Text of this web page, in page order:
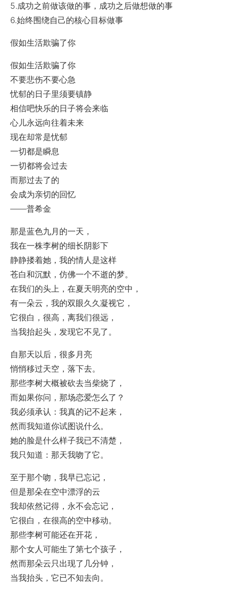
5.成功之前做该做的事，成功之后做想做的事
6.始终围绕自己的核心目标做事
假如生活欺骗了你
假如生活欺骗了你
不要悲伤不要心急
忧郁的日子里须要镇静
相信吧快乐的日子将会来临
心儿永远向往着未来
现在却常是忧郁
一切都是瞬息
一切都将会过去
而那过去了的
会成为亲切的回忆
——普希金
那是蓝色九月的一天，
我在一株李树的细长阴影下
静静搂着她，我的情人是这样
苍白和沉默，仿佛一个不逝的梦。
在我们的头上，在夏天明亮的空中，
有一朵云，我的双眼久久凝视它，
它很白，很高，离我们很远，
当我抬起头，发现它不见了。
自那天以后，很多月亮
悄悄移过天空，落下去。
那些李树大概被砍去当柴烧了，
而如果你问，那场恋爱怎么了？
我必须承认：我真的记不起来，
然而我知道你试图说什么。
她的脸是什么样子我已不清楚，
我只知道：那天我吻了它。
至于那个吻，我早已忘记，
但是那朵在空中漂浮的云
我却依然记得，永不会忘记，
它很白，在很高的空中移动。
那些李树可能还在开花，
那个女人可能生了第七个孩子，
然而那朵云只出现了几分钟，
当我抬头，它已不知去向。